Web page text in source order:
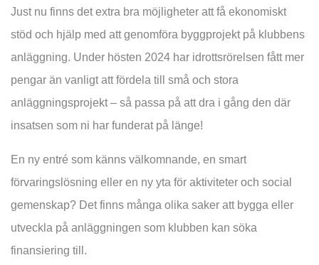
Just nu finns det extra bra möjligheter att få ekonomiskt
stöd och hjälp med att genomföra byggprojekt på klubbens
anläggning. Under hösten 2024 har idrottsrörelsen fått mer
pengar än vanligt att fördela till små och stora
anläggningsprojekt – så passa på att dra i gång den där
insatsen som ni har funderat på länge!
En ny entré som känns välkomnande, en smart
förvaringslösning eller en ny yta för aktiviteter och social
gemenskap? Det finns många olika saker att bygga eller
utveckla på anläggningen som klubben kan söka
finansiering till.